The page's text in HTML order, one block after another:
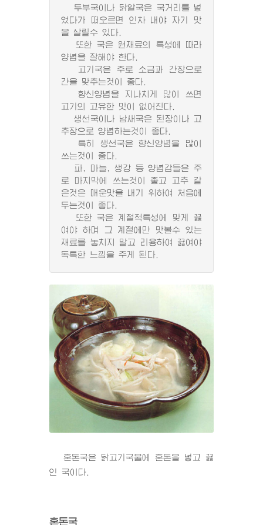
두부국이나 닭알국은 국거리를 넣
었다가 떠오르면 인차 내야 자기 맛
을 살릴수 있다.
또한 국은 원재료의 특성에 따라
양념을 잘해야 한다.
고기국은 주로 소금과 간장으로
간을 맞추는것이 좋다.
향신양념을 지나치게 많이 쓰면
고기의 고유한 맛이 없어진다.
생선국이나 남새국은 된장이나 고
추장으로 양념하는것이 좋다.
특히 생선국은 향신양념을 많이
쓰는것이 좋다.
파, 마늘, 생강 등 양념감들은 주
로 마지막에 쓰는것이 좋고 고추 같
은것은 매운맛을 내기 위하여 처음에
두는것이 좋다.
또한 국은 계절적특성에 맞게 끓
여야 하며 그 계절에만 맛볼수 있는
재료를 놓치지 말고 리용하여 끓여야
독특한 느낌을 주게 된다.
혼돈국은 닭고기국물에 혼돈을 넣고 끓
인 국이다.
혼돈국